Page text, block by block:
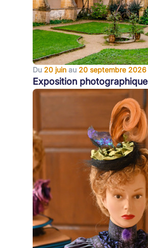
Du 20 juin au 20 septembre 2026
Exposition photographique